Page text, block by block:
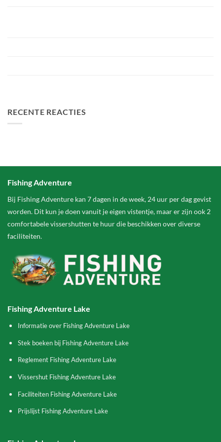
RECENTE REACTIES
Fishing Adventure
Bij Fishing Adventure kan 7 dagen in de week, 24 uur per dag gevist
worden. Dit kun je doen vanuit je eigen vistentje, maar er zijn ook 2
comfortabele vissershutten te huur die beschikken over diverse
faciliteiten.
Fishing Adventure Lake
Informatie over Fishing Adventure Lake
Stek boeken bij Fishing Adventure Lake
Reglement Fishing Adventure Lake
Vissershut Fishing Adventure Lake
Faciliteiten Fishing Adventure Lake
Prijslijst Fishing Adventure Lake